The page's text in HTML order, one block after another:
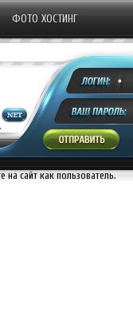
ФОТО ХОСТИНГ
на сайт как пользователь.